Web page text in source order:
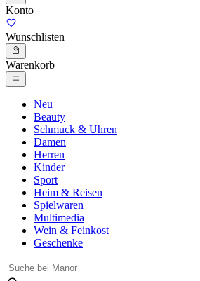
Konto
Wunschlisten
Warenkorb
Neu
Beauty
Schmuck & Uhren
Damen
Herren
Kinder
Sport
Heim & Reisen
Spielwaren
Multimedia
Wein & Feinkost
Geschenke